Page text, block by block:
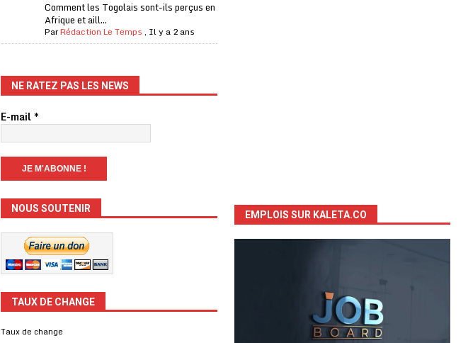
Comment les Togolais sont-ils perçus en
Afrique et aill...
ParRédaction Le Temps , Il y a 2 ans
NE RATEZ PAS LES NEWS
E-mail*
NOUS SOUTENIR
TAUX DE CHANGE
Taux de change
EMPLOIS SUR KALETA.CO